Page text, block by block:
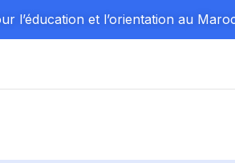
l’éducation et l’orientation au